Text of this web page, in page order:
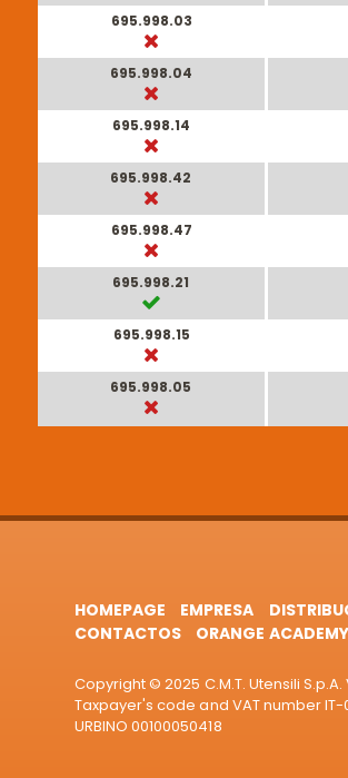
695.998.03
695.998.04
695.998.14
695.998.42
695.998.47
695.998.21
695.998.15
695.998.05
HOMEPAGE EMPRESA
CONTACTOS
ORANGE ACADEMY
Copyright © 2025 C.M.T. Utensili
Taxpayer's code and VAT number IT-
URBINO 00100050418